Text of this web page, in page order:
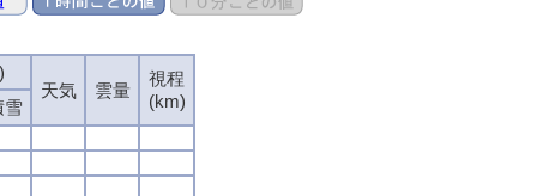
天気
雲量
視程
(km)
雪